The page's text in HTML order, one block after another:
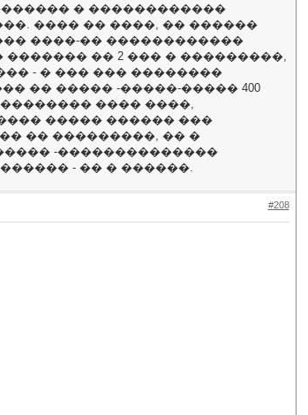
� ������������
���� �� ����, �� ������
����-�� ������������
�� 2 ��� � ���������,
- � ��� ��� ��������
�� ����� -�����-����� 400
���� ����,
����� ������ ���
�� ���������, �� �
-��������������
- �� � ������.
#208